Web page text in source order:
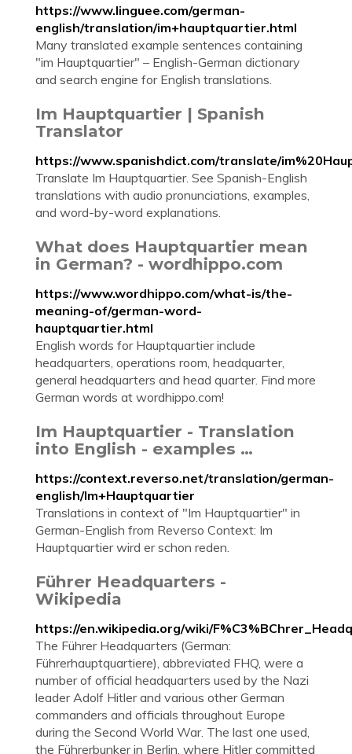
https://www.linguee.com/german-
english/translation/im+hauptquartier.html
Many translated example sentences containing
"im Hauptquartier" – English-German dictionary
and search engine for English translations.
Im Hauptquartier | Spanish
Translator
https://www.spanishdict.com/translate/
Translate Im Hauptquartier. See Spanish-English
translations with audio pronunciations, examples,
and word-by-word explanations.
What does Hauptquartier mean
in German? - wordhippo.com
https://www.wordhippo.com/what-is/the-
meaning-of/german-word-
hauptquartier.html
English words for Hauptquartier include
headquarters, operations room, headquarter,
general headquarters and head quarter. Find more
German words at wordhippo.com!
Im Hauptquartier - Translation
into English - examples …
https://context.reverso.net/translation/german-
english/Im+Hauptquartier
Translations in context of "Im Hauptquartier" in
German-English from Reverso Context: Im
Hauptquartier wird er schon reden.
Führer Headquarters -
Wikipedia
https://en.wikipedia.org/wiki/
The Führer Headquarters (German:
Führerhauptquartiere), abbreviated FHQ, were a
number of official headquarters used by the Nazi
leader Adolf Hitler and various other German
commanders and officials throughout Europe
during the Second World War. The last one used,
the Führerbunker in Berlin, where Hitler committed